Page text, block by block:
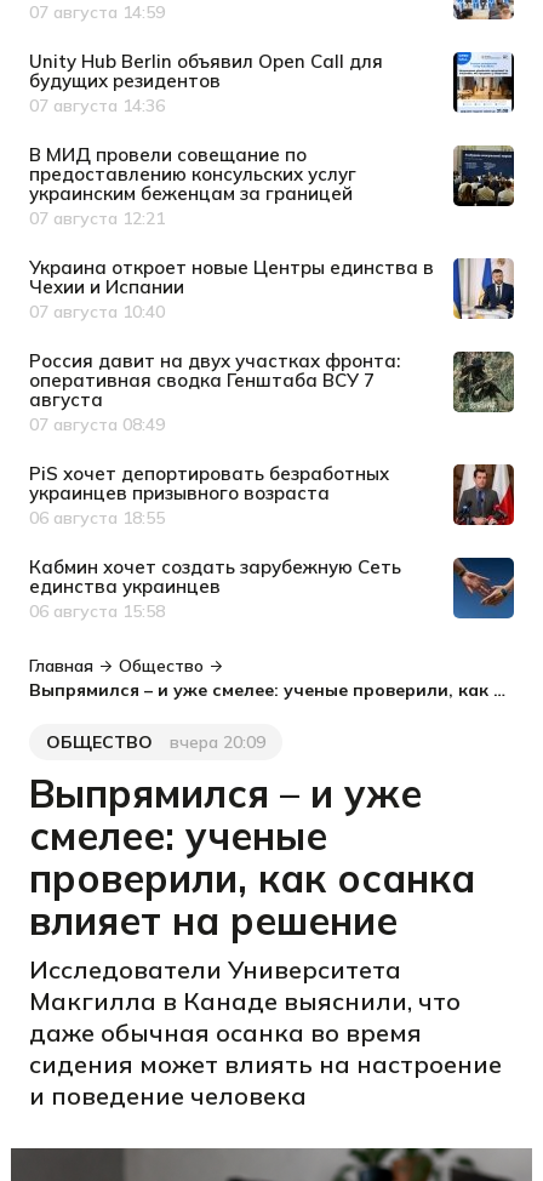
Дата публикации
07 августа 14:59
Unity Hub Berlin объявил Open Call для
будущих резидентов
Дата публикации
07 августа 14:36
В МИД провели совещание по
предоставлению консульских услуг
украинским беженцам за границей
Дата публикации
07 августа 12:21
Украина откроет новые Центры единства в
Чехии и Испании
Дата публикации
07 августа 10:40
Россия давит на двух участках фронта:
оперативная сводка Генштаба ВСУ 7
августа
Дата публикации
07 августа 08:49
PiS хочет депортировать безработных
украинцев призывного возраста
Дата публикации
06 августа 18:55
Кабмин хочет создать зарубежную Сеть
единства украинцев
Дата публикации
06 августа 15:58
Главная
Общество
Выпрямился – и уже смелее: ученые проверили, как осанка влияет на решение
Категория
ОБЩЕСТВО
Дата публикации
вчера 20:09
Выпрямился – и уже
смелее: ученые
проверили, как осанка
влияет на решение
Исследователи Университета
Макгилла в Канаде выяснили, что
даже обычная осанка во время
сидения может влиять на настроение
и поведение человека